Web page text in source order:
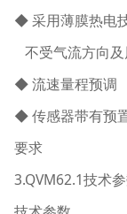
◆ 采用薄膜热电
不受气流方向
◆ 流速量程预调
◆ 传感器带有预
要求
3.QVM62.1技术